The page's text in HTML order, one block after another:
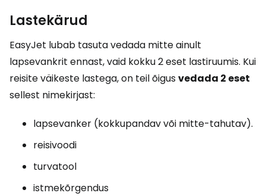
Lastekärud
EasyJet lubab tasuta vedada mitte ainult
lapsevankrit ennast, vaid kokku 2 eset lastiruumis. Kui
reisite väikeste lastega, on teil õigusvedada 2 eset
sellest nimekirjast:
lapsevanker (kokkupandav või mitte-tahutav).
reisivoodi
turvatool
istmekõrgendus